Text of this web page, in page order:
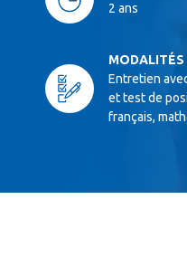
2 ans
MODALITÉS
Entretien
et test de
français,